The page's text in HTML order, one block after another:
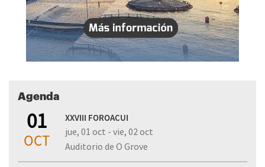
Agenda
01
OCT
XXVIII FOROACUI
jue, 01 oct - vie, 02 oct
Auditorio de O Grove